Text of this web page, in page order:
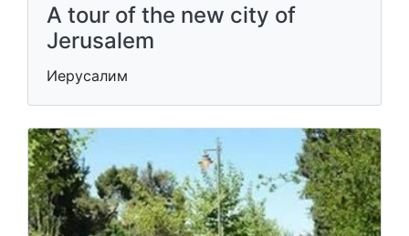
A tour of the new city of
Jerusalem
Иерусалим